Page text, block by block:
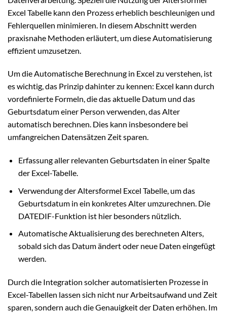
Excel Tabelle kann den Prozess erheblich beschleunigen und
Fehlerquellen minimieren. In diesem Abschnitt werden
praxisnahe Methoden erläutert, um diese Automatisierung
effizient umzusetzen.
Um die Automatische Berechnung in Excel zu verstehen, ist
es wichtig, das Prinzip dahinter zu kennen: Excel kann durch
vordefinierte Formeln, die das aktuelle Datum und das
Geburtsdatum einer Person verwenden, das Alter
automatisch berechnen. Dies kann insbesondere bei
umfangreichen Datensätzen Zeit sparen.
Erfassung aller relevanten Geburtsdaten in einer Spalte
der Excel-Tabelle.
Verwendung der Altersformel Excel Tabelle, um das
Geburtsdatum in ein konkretes Alter umzurechnen. Die
DATEDIF-Funktion ist hier besonders nützlich.
Automatische Aktualisierung des berechneten Alters,
sobald sich das Datum ändert oder neue Daten eingefügt
werden.
Durch die Integration solcher automatisierten Prozesse in
Excel-Tabellen lassen sich nicht nur Arbeitsaufwand und Zeit
sparen, sondern auch die Genauigkeit der Daten erhöhen. Im